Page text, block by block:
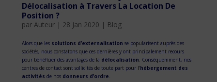
Délocalisation à Travers La Location De
Position ?
par Auteur| 28 Jan 2020 | Blog
Alors que les solutions d’externalisation se popularisent auprès des
sociétés, nous constatons que ces dernières y ont principalement recours
pour bénéficier des avantages de la délocalisation . Conséquemment, nos
centres de contact sont sollicités de toute part pour l’hébergement des
activités de nos donneurs d’ordre